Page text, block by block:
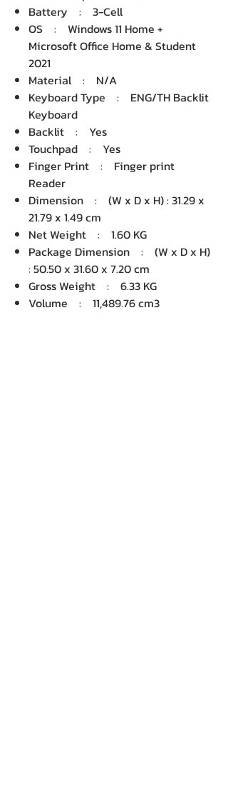
Battery : 3-Cell
OS : Windows 11 Home +
Microsoft Office Home & Student
2021
Material : N/A
Keyboard Type : ENG/TH Backlit
Keyboard
Backlit : Yes
Touchpad : Yes
Finger Print : Finger print
Reader
Dimension : (W x D x H) : 31.29 x
21.79 x 1.49 cm
Net Weight : 1.60 KG
Package Dimension : (W x D x H)
: 50.50 x 31.60 x 7.20 cm
Gross Weight : 6.33 KG
Volume : 11,489.76 cm3